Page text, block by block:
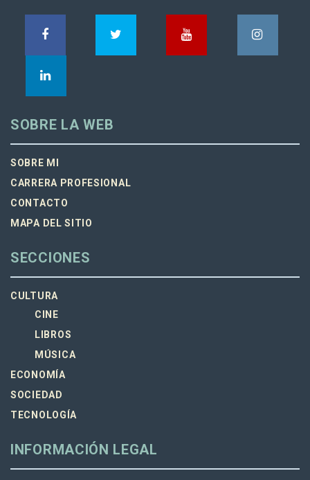
SOBRE LA WEB
SOBRE MI
CARRERA PROFESIONAL
CONTACTO
MAPA DEL SITIO
SECCIONES
CULTURA
CINE
LIBROS
MÚSICA
ECONOMÍA
SOCIEDAD
TECNOLOGÍA
INFORMACIÓN LEGAL